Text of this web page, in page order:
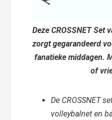
Deze CROSSNET Set
zorgt gegarandeerd
fanatieke middagen.
of
De CROSSNET
volleybalnet en